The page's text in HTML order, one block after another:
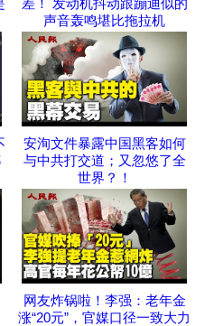
差！ 发动机抖动跟蹦迪似的
声音轰鸣堪比拖拉机
安洵文件暴露中国黑客如何
与中共打交道；又忽悠了全
世界？！
网友炸锅啦！李强：老年金
涨“20元”，官媒口径一致大力